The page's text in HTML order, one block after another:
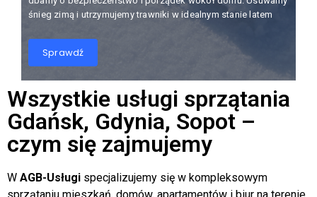
Odśnieżanie i koszenie trawy
dbamy o bezpieczeństwo i porządek wokół domu. Usuwamy
śnieg zimą i utrzymujemy trawniki w idealnym stanie latem
Sprawdź
Wszystkie usługi sprzątania
Gdańsk, Gdynia, Sopot –
czym się zajmujemy